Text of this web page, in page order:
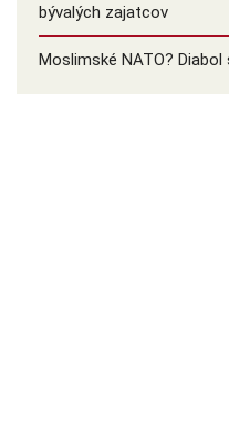
bývalých zajatcov
Moslimské NATO?